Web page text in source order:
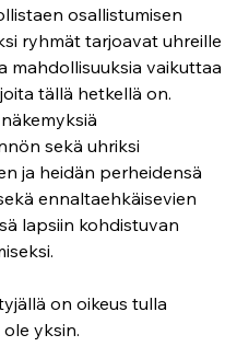
osallistumisen
ryhmät tarjoavat uhreille
mahdollisuuksia vaikuttaa
tällä hetkellä on.
sekä uhriksi
ja heidän perheidensä
ennaltaehkäisevien
lapsiin kohdistuvan
on oikeus tulla
yksin.